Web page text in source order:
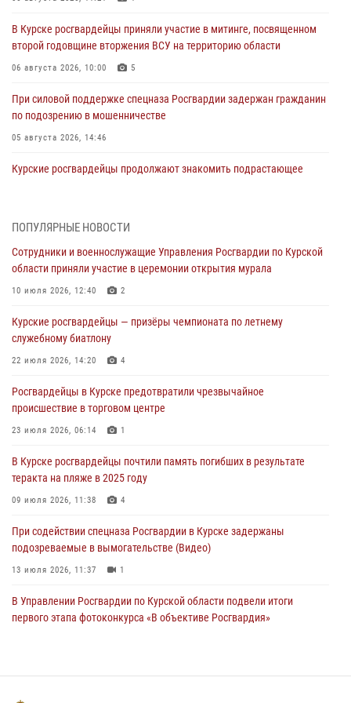
В Курске росгвардейцы приняли участие в митинге, посвященном
второй годовщине вторжения ВСУ на территорию области
06 августа 2026, 10:00 5
При силовой поддержке спецназа Росгвардии задержан гражданин
по подозрению в мошенничестве
05 августа 2026, 14:46
Курские росгвардейцы продолжают знакомить подрастающее
оздоровительных лагерях
05 августа 2026, 09:51
сбыта крупной партии наркотиков
04 августа 2026, 12:52
85 владельцев оружия
04 августа 2026, 07:00
297 выездов по сигналу «тревога»
03 августа 2026, 09:46
ПОПУЛЯРНЫЕ НОВОСТИ
Сотрудники и военнослужащие Управления Росгвардии по Курской
области приняли участие в церемонии открытия мурала
10 июля 2026, 12:40 2
Курские росгвардейцы — призёры чемпионата по летнему
служебному биатлону
22 июля 2026, 14:20 4
Росгвардейцы в Курске предотвратили чрезвычайное
происшествие в торговом центре
23 июля 2026, 06:14 1
В Курске росгвардейцы почтили память погибших в результате
теракта на пляже в 2025 году
09 июля 2026, 11:38 4
При содействии спецназа Росгвардии в Курске задержаны
подозреваемые в вымогательстве (Видео)
13 июля 2026, 11:37 1
В Управлении Росгвардии по Курской области подвели итоги
первого этапа фотоконкурса «В объективе Росгвардия»